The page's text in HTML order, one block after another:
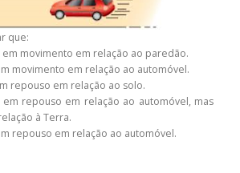
que:
em movimento em relação ao paredão.
movimento em relação ao automóvel.
repouso em relação ao solo.
repouso em relação ao automóvel, mas
à Terra.
repouso em relação ao automóvel.